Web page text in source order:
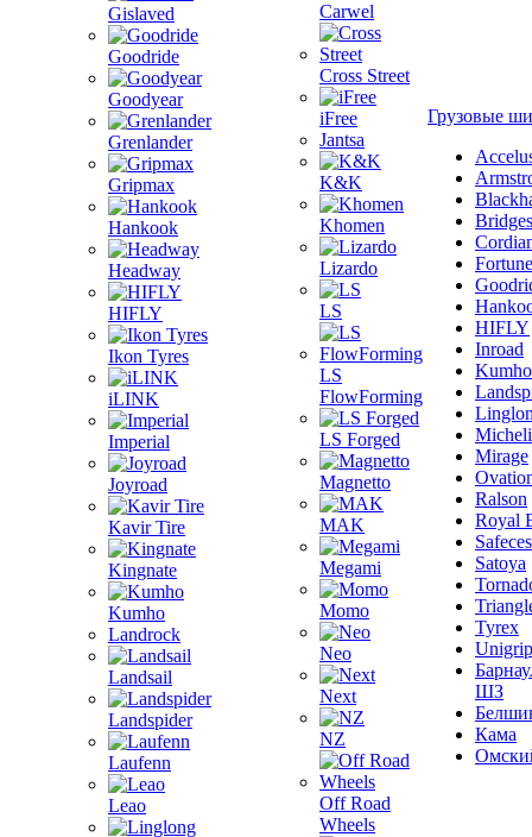
Gislaved
Goodride
Goodyear
Grenlander
Gripmax
Hankook
Headway
HIFLY
Ikon Tyres
iLINK
Imperial
Joyroad
Kavir Tire
Kingnate
Kumho
Landrock
Landsail
Landspider
Laufenn
Leao
Carwel
Cross Street
iFree
Jantsa
K&K
Khomen
Lizardo
LS
LS
FlowForming
LS Forged
Magnetto
MAK
Megami
Momo
Neo
Next
NZ
Off Road
Wheels
Грузовые
Fortune
HIFLY
Inroad
Kumho
Mirage
Ralson
Royal
Satoya
Tyrex
Unigrip
ШЗ
Кама